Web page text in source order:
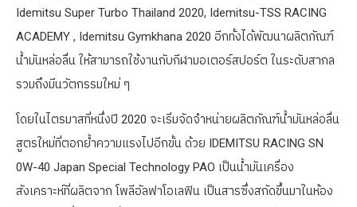
Idemitsu Super Turbo Thailand 2020, Idemitsu-TSS RACING
ACADEMY , Idemitsu Gymkhana 2020 อีกทั้งได้พัฒนาผลิตภัณฑ์
น้ำมันหล่อลื่น ให้สามารถใช้งานกับกีฬามอเตอร์สปอร์ต ในระดับสากล
รวมถึงมีนวัตกรรมใหม่ ๆ
โดยในไตรมาสที่หนึ่งปี 2020 จะเริ่มจัดจำหน่ายผลิตภัณฑ์น้ำมันหล่อลื่น
สูตรใหม่ที่ตอกย้ำความแรงไปอีกขั้น ด้วย IDEMITSU RACING SN
0W-40 Japan Special Technology PAO เป็นน้ำมันเครื่อง
สังเคราะห์ที่ผลิตจาก โพลีอัลฟาโอเลฟิน เป็นสารซึ่งสกัดขึ้นมาในห้อง